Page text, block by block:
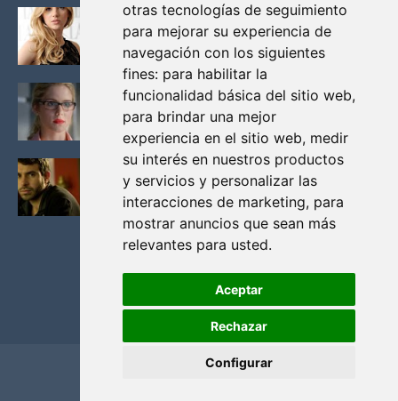
otras tecnologías de seguimiento
para mejorar su experiencia de
navegación con los siguientes
fines: para habilitar la
funcionalidad básica del sitio web,
para brindar una mejor
experiencia en el sitio web, medir
su interés en nuestros productos
y servicios y personalizar las
interacciones de marketing, para
mostrar anuncios que sean más
relevantes para usted.
Aceptar
Rechazar
Configurar
KATHERYN WINNICK: LA ACTRIZ MAS GUAPA DE
VIKINGOS
Junio 14, 2013
FELICITY (EMILY BETT RICKARDS), LAS FOTOS
MAS BONITAS DE LA ALIADA DE ARROW
Noviembre 30, 2013
BLACK MIRROR: TODA TU HISTORIA. EPISODIO 3.
LA CRITICA
Mayo 17, 2012
Privacidad y cookies
Contacto